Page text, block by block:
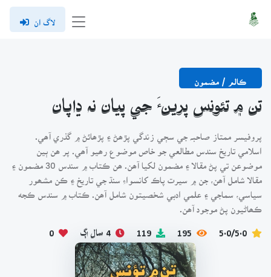
لاگ ان
ڪالم / مضمون
تن ۾ تئونس پرينءَ جي پيان نہ ڍاپان
پروفيسر ممتاز صاحبہ جي سڄي زندگي پڙھڻ ۽ پڙھائڻ ۾ گذري آھي.
اسلامي تاريخ سندس مطالعي جو خاص موضوع رھيو آھي. پر ھن ٻين
مقالا شامل آھن، جن ۾ سيرت پاڪ کانسواءِ سنڌ جي تاريخ ۽ ڪن مشھور
سياسي، سماجي ۽ علمي ادبي شخصيتون شامل آھن. ڪتاب ۾ سندس ڪجه
ڪھاڻيون پڻ موجود آھن.
5.0/5.0
195
119 4 سال اڳ 0